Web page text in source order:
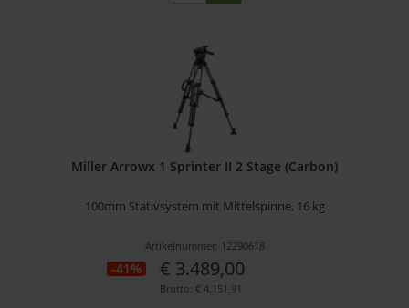
Miller Arrowx 1 Sprinter II 2 Stage (Carbon)
100mm Stativsystem mit Mittelspinne, 16 kg
Artikelnummer: 12290618
-41% € 3.489,00
Brutto: € 4.151,91